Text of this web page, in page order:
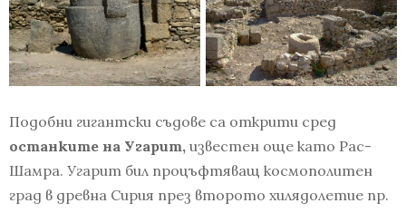
Подобни гигантски съдове са открити сред
останките на Угарит, известен още като Рас-
Шамра. Угарит бил процъфтяващ космополитен
град в древна Сирия през второто хилядолетие пр.